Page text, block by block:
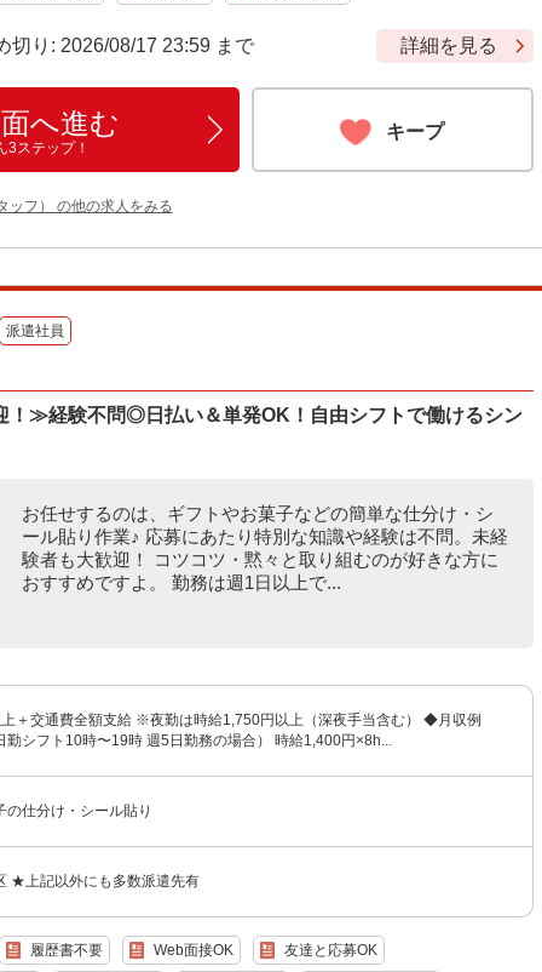
り: 2026/08/17 23:59 まで 詳細を見る
へ進む
3ステップ！
キープ
ッフ） の他の求人をみる
派遣社員
！≫経験不問◎日払い＆単発OK！自由シフトで働けるシン
お任せするのは、ギフトやお菓子などの簡単な仕分け・シ
ール貼り作業♪ 応募にあたり特別な知識や経験は不問。未経
験者も大歓迎！ コツコツ・黙々と取り組むのが好きな方に
おすすめですよ。 勤務は週1日以上で...
＋交通費全額支給 ※夜勤は時給1,750円以上（深夜手当含む） ◆月収例
勤シフト10時〜19時 週5日勤務の場合） 時給1,400円×8h...
の仕分け・シール貼り
★上記以外にも多数派遣先有
履歴書不要 Web面接OK 友達と応募OK